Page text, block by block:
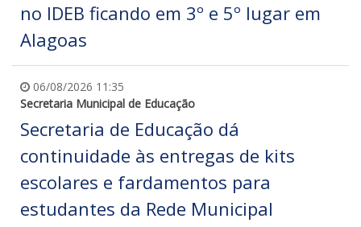
no IDEB ficando em 3º e 5º lugar em
Alagoas
06/08/2026 11:35
Secretaria Municipal de Educação
Secretaria de Educação dá
continuidade às entregas de kits
escolares e fardamentos para
estudantes da Rede Municipal